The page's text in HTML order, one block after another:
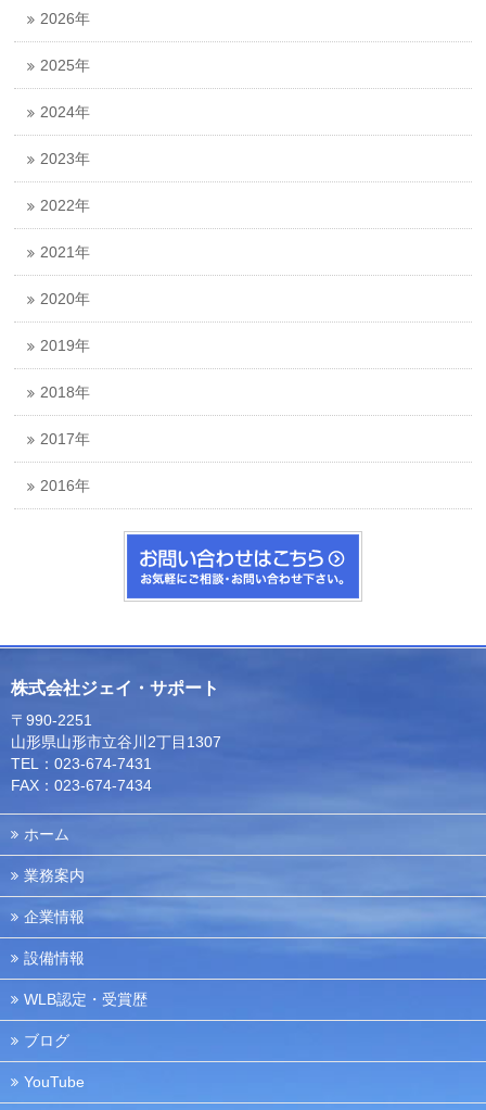
2026年
2025年
2024年
2023年
2022年
2021年
2020年
2019年
2018年
2017年
2016年
株式会社ジェイ・サポート
〒990-2251
山形県山形市立谷川2丁目1307
TEL：023-674-7431
FAX：023-674-7434
ホーム
業務案内
企業情報
設備情報
WLB認定・受賞歴
ブログ
YouTube